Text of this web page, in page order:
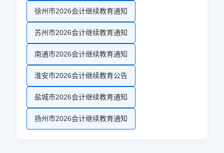
徐州市2026会计继续教育通知
苏州市2026会计继续教育通知
南通市2026会计继续教育通知
淮安市2026会计继续教育公告
盐城市2026会计继续教育通知
扬州市2026会计继续教育通知